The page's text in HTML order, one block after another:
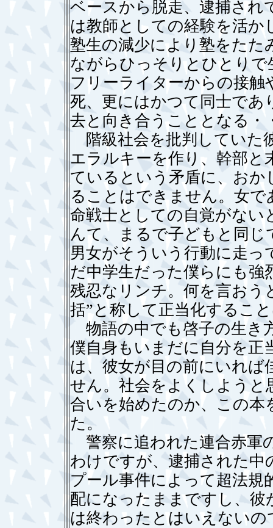
ベースから脱走、逮捕され
は教師としての経験を活か
塾生の減少により塾をたた
ながらひっそりとひとり
フリーライターからの接触
死、更にはかつて同士であ
去と向き合うこととなる・
階級社会を批判していた
エラルキーを作り、幹部と
ているという矛盾に、お
ることはできません。女
命戦士としての自覚がな
んて、まるで子どもと同
男女がそういう行動に走
だ中学生だった僕らにも強
残忍なリンチ。何を言おう
括”と称して正当化するこ
物語の中でも啓子の生き
僕自身もいまだに自分を正
は、彼女が目の前にいれば
せん。社会をよくしよう
合いを始めたのか、この
た。
警察に追われた連合赤軍
わけですが、逮捕された中
プール事件によって超法規
配になったままですし、彼
は終わったとはいえない